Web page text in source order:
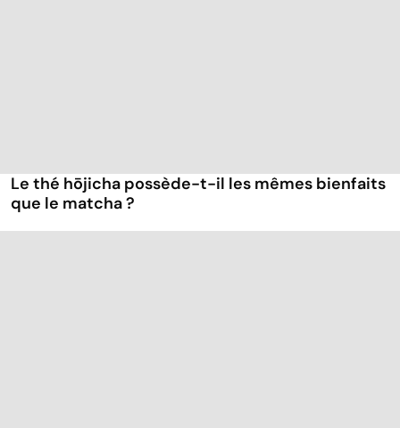
Le thé hōjicha possède-t-il les mêmes bienfaits
que le matcha ?